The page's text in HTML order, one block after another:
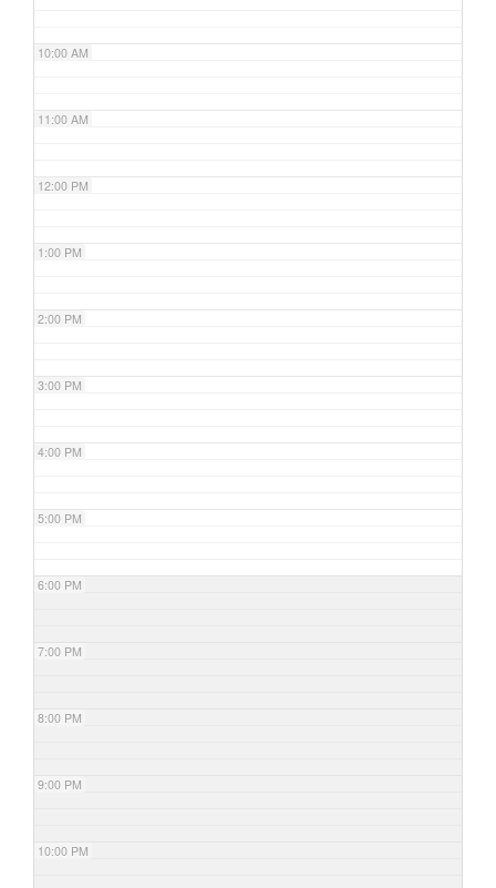
10:00 AM
11:00 AM
12:00 PM
1:00 PM
2:00 PM
3:00 PM
4:00 PM
5:00 PM
6:00 PM
7:00 PM
8:00 PM
9:00 PM
10:00 PM